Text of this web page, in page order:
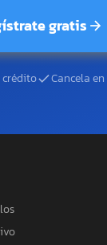
gratis
crédito Cancela